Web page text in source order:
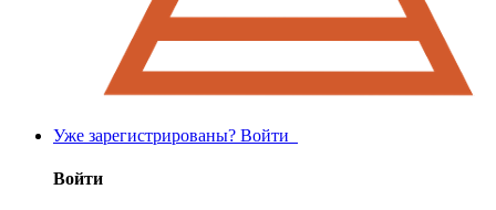
Уже зарегистрированы? Войти
Войти